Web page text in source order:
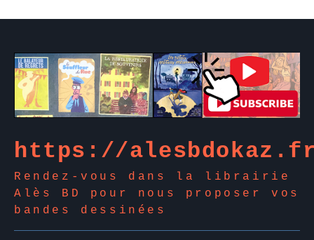
https://
Rendez-vous dans la librairie
Alès BD pour nous proposer vos
bandes dessinées